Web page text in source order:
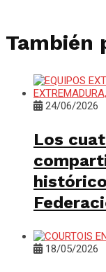
También
24/06/2026
Los
18/05/2026